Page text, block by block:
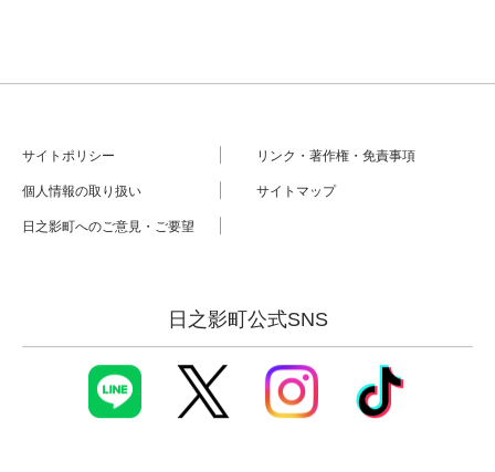
サイトポリシー リンク・著作権・免責事項
個人情報の取り扱い サイトマップ
日之影町へのご意見・ご要望
日之影町公式SNS